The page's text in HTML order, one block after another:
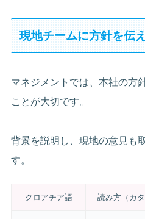
現地チームに方針を伝
マネジメントでは、本社の方
ことが大切です。
背景を説明し、現地の意見も
す。
クロアチア語 読み方（カタ